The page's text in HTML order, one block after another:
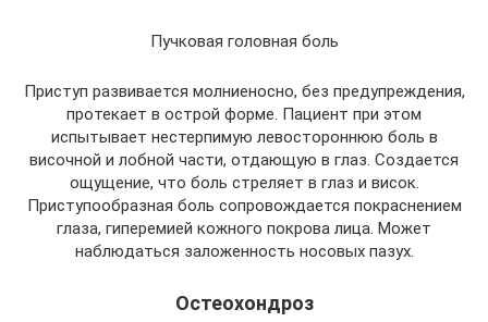
Пучковая головная боль
Приступ развивается молниеносно, без предупреждения,
протекает в острой форме. Пациент при этом
испытывает нестерпимую левостороннюю боль в
височной и лобной части, отдающую в глаз. Создается
ощущение, что боль стреляет в глаз и висок.
Приступообразная боль сопровождается покраснением
глаза, гиперемией кожного покрова лица. Может
наблюдаться заложенность носовых пазух.
Остеохондроз